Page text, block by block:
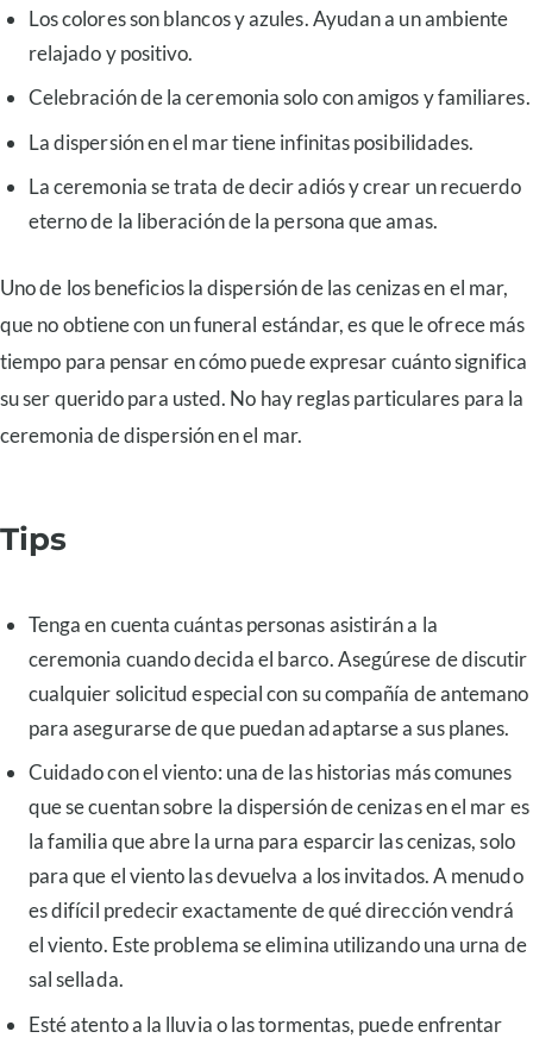
Los colores son blancos y azules. Ayudan a un ambiente
relajado y positivo.
Celebración de la ceremonia solo con amigos y familiares.
La dispersión en el mar tiene infinitas posibilidades.
La ceremonia se trata de decir adiós y crear un recuerdo
eterno de la liberación de la persona que amas.
Uno de los beneficios la dispersión de las cenizas en el mar,
que no obtiene con un funeral estándar, es que le ofrece más
tiempo para pensar en cómo puede expresar cuánto significa
su ser querido para usted. No hay reglas particulares para la
ceremonia de dispersión en el mar.
Tips
Tenga en cuenta cuántas personas asistirán a la
ceremonia cuando decida el barco. Asegúrese de discutir
cualquier solicitud especial con su compañía de antemano
para asegurarse de que puedan adaptarse a sus planes.
Cuidado con el viento: una de las historias más comunes
que se cuentan sobre la dispersión de cenizas en el mar es
la familia que abre la urna para esparcir las cenizas, solo
para que el viento las devuelva a los invitados. A menudo
es difícil predecir exactamente de qué dirección vendrá
el viento. Este problema se elimina utilizando una urna de
sal sellada.
Esté atento a la lluvia o las tormentas, puede enfrentar